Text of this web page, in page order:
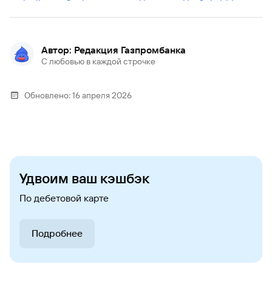
Автор: Редакция Газпромбанка
С любовью в каждой строчке
Обновлено:16 апреля 2026
Удвоим ваш кэшбэк
По дебетовой карте
Подробнее